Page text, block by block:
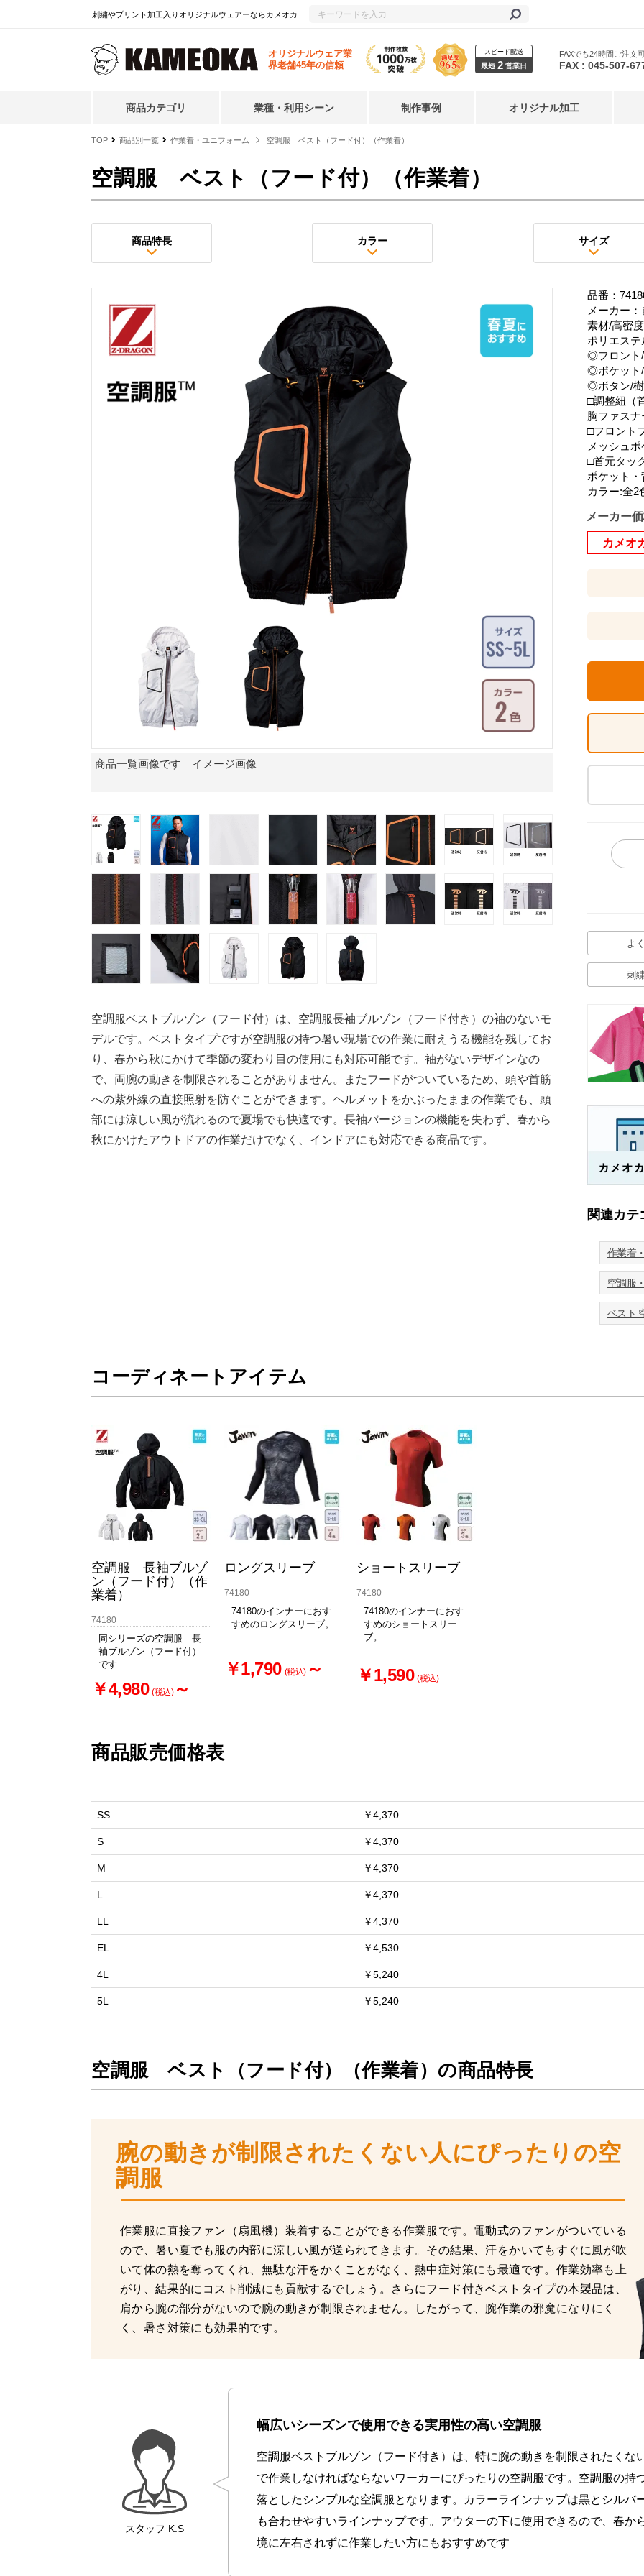
刺繍やプリント加工入りオリジナルウェアーならカメオカ
オリジナルウェア業
界老舗45年の信頼
スピード配送
最短 2 営業日
FAXでも24時間ご注文
FAX : 045-507-
商品カテゴリ 業種・利用シーン 制作事例 オリジナル加工
TOP 商品別一覧 作業着・ユニフォーム 空調服 ベスト（フード付）（作業着）
空調服 ベスト（フード付）（作業着）
商品特長 カラー サイズ
商品一覧画像です イメージ画像 モデル着用 ブ
空調服ベストブルゾン（フード付）は、空調服長袖ブルゾン（フード付き）の袖のないモ
デルです。ベストタイプですが空調服の持つ暑い現場での作業に耐えうる機能を残してお
り、春から秋にかけて季節の変わり目の使用にも対応可能です。袖がないデザインなの
で、両腕の動きを制限されることがありません。またフードがついているため、頭や首筋
への紫外線の直接照射を防ぐことができます。ヘルメットをかぶったままの作業でも、頭
部には涼しい風が流れるので夏場でも快適です。長袖バージョンの機能を失わず、春から
秋にかけたアウトドアの作業だけでなく、インドアにも対応できる商品です。
品番：
メーカー
素材/高密
ポリエステ
◎フロント
◎ポケット
◎ボタン/
□調整紐
胸ファスナ
□フロント
メッシュポ
□首元タッ
ポケット・
カラー:全
メーカー価
カメオ
お買い物を続ける
よ
刺
関連カテ
作業着
空調服
ベスト
コーディネートアイテム
空調服 長袖ブルゾ
ン（フード付）（作
業着）
74180
同シリーズの空調服 長
袖ブルゾン（フード付）
です
￥4,980 (税込)～
ロングスリーブ
74180
74180のインナーにおす
すめのロングスリーブ。
￥1,790 (税込)～
ショートスリーブ
74180
74180のインナーにおす
すめのショートスリー
ブ。
￥1,590 (税込)
商品販売価格表
SS ￥4,370
S ￥4,370
M ￥4,370
L ￥4,370
LL ￥4,370
EL ￥4,530
4L ￥5,240
5L ￥5,240
空調服 ベスト（フード付）（作業着）の商品特長
腕の動きが制限されたくない人にぴったりの空
調服
作業服に直接ファン（扇風機）装着することができる作業服です。電動式のファンがついている
ので、暑い夏でも服の内部に涼しい風が送られてきます。その結果、汗をかいてもすぐに風が吹
いて体の熱を奪ってくれ、無駄な汗をかくことがなく、熱中症対策にも最適です。作業効率も上
がり、結果的にコスト削減にも貢献するでしょう。さらにフード付きベストタイプの本製品は、
肩から腕の部分がないので腕の動きが制限されません。したがって、腕作業の邪魔になりにく
く、暑さ対策にも効果的です。
スタッフ K.S
幅広いシーズンで使用できる実用性の高い空調服
空調服ベストブルゾン（フード付き）は、特に腕の動きを制限されたくな
で作業しなければならないワーカーにぴったりの空調服です。空調服の持
落としたシンプルな空調服となります。カラーラインナップは黒とシルバ
も合わせやすいラインナップです。アウターの下に使用できるので、春か
境に左右されずに作業したい方にもおすすめです